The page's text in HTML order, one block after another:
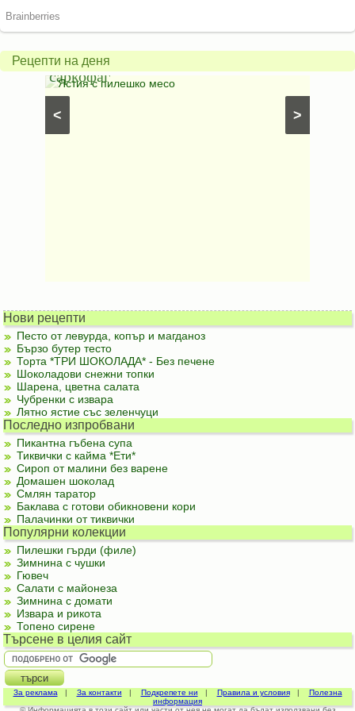
Рецепти на деня
>
<
Печено
пиле
в
саркофаг
Ястия с пилешко месо
Нови рецепти
Песто от левурда, копър и магданоз
Бързо бутер тесто
Торта *ТРИ ШОКОЛАДА* - Без печене
Шоколадови снежни топки
Шарена, цветна салата
Чубренки с извара
Лятно ястие със зеленчуци
Последно изпробвани
Пикантна гъбена супа
Тиквички с кайма *Ети*
Сироп от малини без варене
Домашен шоколад
Смлян таратор
Баклава с готови обикновени кори
Палачинки от тиквички
Популярни колекции
Пилешки гърди (филе)
Зимнина с чушки
Гювеч
Салати с майонеза
Зимнина с домати
Извара и рикота
Топено сирене
Търсене в целия сайт
За реклама| За контакти Подкрепете ни Правила и условия|
Полезна
информация